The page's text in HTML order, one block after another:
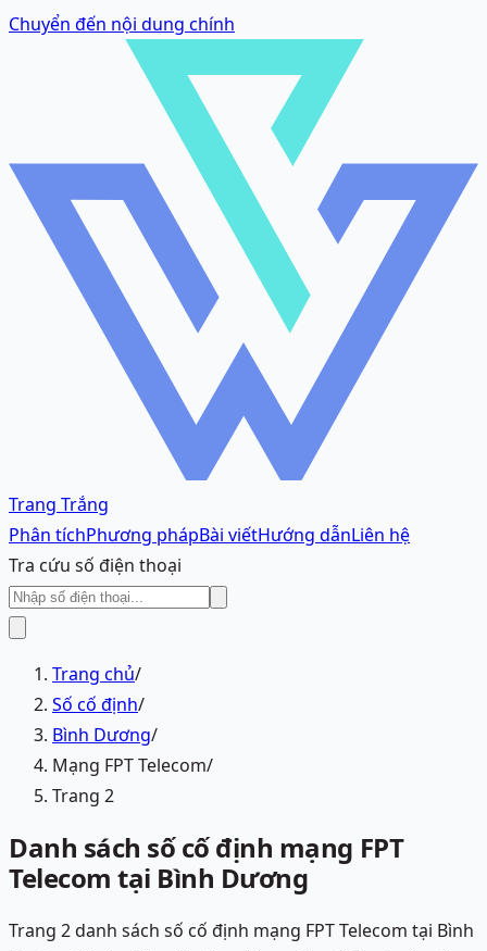
Chuyển đến nội dung chính
Trang Trắng
Phân tíchPhương phápBài viếtHướng dẫnLiên hệ
Tra cứu số điện thoại
Trang chủ/
Số cố định/
Bình Dương/
Mạng FPT Telecom/
Trang 2
Danh sách số cố định mạng FPT
Telecom tại Bình Dương
Trang 2 danh sách số cố định mạng FPT Telecom tại Bình